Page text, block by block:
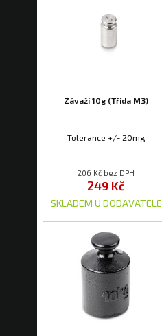
Závaží 10g (Třída M3)
Tolerance +/- 20mg
206 Kč bez DPH
249 Kč
SKLADEM U DODAVATELE